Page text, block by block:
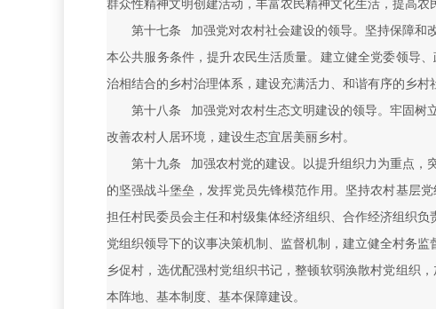
群众性精神文明创建活动，丰富农民精神文化生活，提高农
第十七条 加强党对农村社会建设的领导。坚持保障和
本公共服务条件，提升农民生活质量。建立健全党委领导
治相结合的乡村治理体系，建设充满活力、和谐有序的乡村
第十八条 加强党对农村生态文明建设的领导。牢固树
改善农村人居环境，建设生态宜居美丽乡村。
第十九条 加强农村党的建设。以提升组织力为重点，
的坚强战斗堡垒，发挥党员先锋模范作用。坚持农村基层
担任村民委员会主任和村级集体经济组织、合作经济组织
党组织领导下的议事决策机制、监督机制，建立健全村务
乡促村，选优配强村党组织书记，整顿软弱涣散村党组织
本阵地、基本制度、基本保障建设。